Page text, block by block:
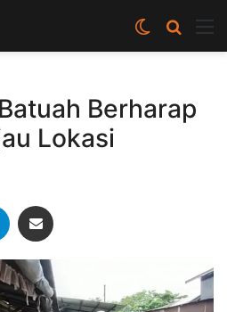
Cari
berita
Switch
skin
Berharap
Lokasi
Telegram